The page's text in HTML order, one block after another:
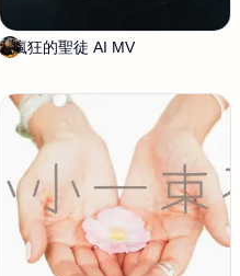
陳
淇
瘋狂的聖徒 AI MV